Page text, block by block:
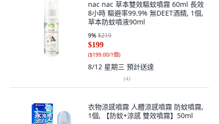
nac nac 草本雙效驅蚊噴霧 60ml 長效
8小時 驅避率99.9% 無DEET酒精, 1個,
草本防蚊噴液90ml
9%$219
$199
($199.00/1個)
8/12 星期三 預計送達
(4)
衣物涼感噴霧 人體涼感噴霧 防蚊噴霧,
1個, 【防蚊+涼感 雙效噴霧】50ml